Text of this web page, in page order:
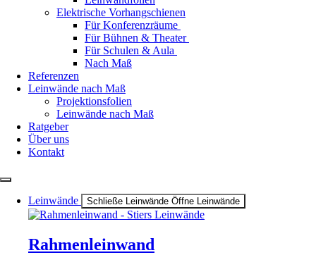
Elektrische Vorhangschienen
Für Konferenzräume
Für Bühnen & Theater
Für Schulen & Aula
Nach Maß
Referenzen
Leinwände nach Maß
Projektionsfolien
Leinwände nach Maß
Ratgeber
Über uns
Kontakt
Leinwände Schließe Leinwände Öffne Leinwände
Rahmenleinwand